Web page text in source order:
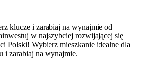
klucze i zarabiaj na wynajmie od
w najszybciej rozwijającej się
Polski! Wybierz mieszkanie idealne dla
i zarabiaj na wynajmie.